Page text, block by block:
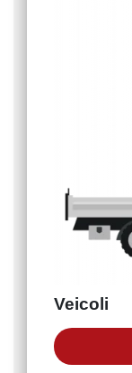
Veicoli